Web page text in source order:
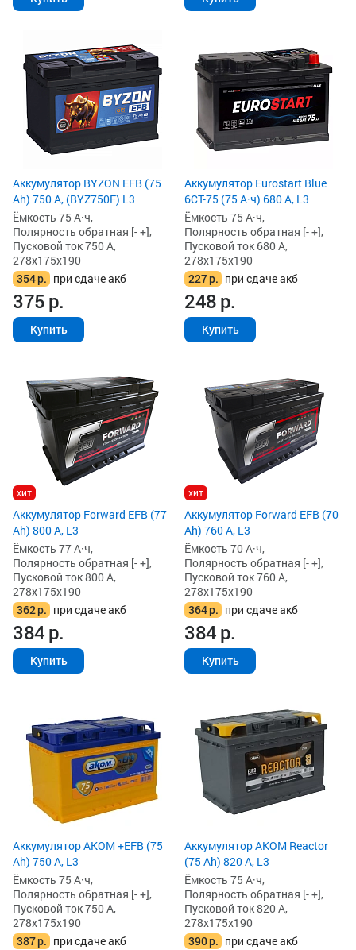
Аккумулятор BYZON EFB (75
Ah) 750 А, (BYZ750F) L3
Ёмкость 75 А·ч,
Полярность обратная [- +],
Пусковой ток 750 А,
278x175x190
354р. при сдаче акб
375р.
Купить
Аккумулятор Eurostart Blue
6CT-75 (75 А·ч) 680 А, L3
Ёмкость 75 А·ч,
Полярность обратная [- +],
Пусковой ток 680 А,
278x175x190
227р. при сдаче акб
248р.
Купить
хит
Аккумулятор Forward EFB (77
Ah) 800 А, L3
Ёмкость 77 А·ч,
Полярность обратная [- +],
Пусковой ток 800 А,
278x175x190
362р. при сдаче акб
384р.
Купить
хит
Аккумулятор Forward EFB (70
Ah) 760 А, L3
Ёмкость 70 А·ч,
Полярность обратная [- +],
Пусковой ток 760 А,
278x175x190
364р. при сдаче акб
384р.
Купить
Аккумулятор AKOM +EFB (75
Ah) 750 А, L3
Ёмкость 75 А·ч,
Полярность обратная [- +],
Пусковой ток 750 А,
278x175x190
387р. при сдаче акб
Аккумулятор AKOM Reactor
(75 Ah) 820 А, L3
Ёмкость 75 А·ч,
Полярность обратная [- +],
Пусковой ток 820 А,
278x175x190
390р. при сдаче акб